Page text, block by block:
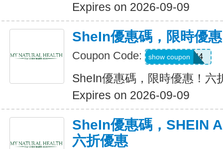
Expires on 2026-09-09
SheIn優惠碼，限時優
Coupon Code: HFNH4
show coupon
SheIn優惠碼，限時優惠！六
Expires on 2026-09-09
SheIn優惠碼，SHEIN
六折優惠